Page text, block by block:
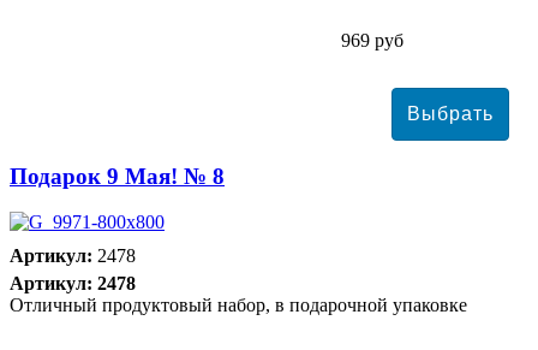
969 руб
Подарок 9 Мая! № 8
Артикул: 2478
Артикул: 2478
Отличный продуктовый набор, в подарочной упаковке